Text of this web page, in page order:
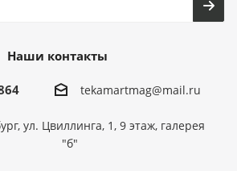
Наши контакты
tekamartmag@mail.ru
ул. Цвиллинга, 1, 9 этаж, галерея
"б"